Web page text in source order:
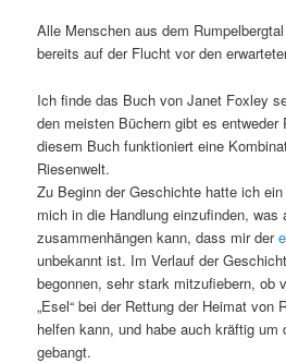
Alle Menschen aus dem
bereits auf der Flucht vor den
Ich finde das Buch von Janet Foxley
den meisten Büchern gibt es
diesem Buch funktioniert eine
Riesenwelt.
Zu Beginn der Geschichte hatte ich
mich in die Handlung einzufinden, was
zusammenhängen kann, dass mir der
unbekannt ist. Im Verlauf der
begonnen, sehr stark mitzufiebern, ob
„Esel“ bei der Rettung der Heimat von
helfen kann, und habe auch kräftig
gebangt.